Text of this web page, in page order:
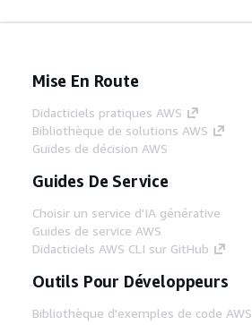
Mise En Route
Didacticiels pratiques AWS
Bibliothèque de solutions AWS
Guides de décision AWS
Guides De Service
Choisir un service d'IA générative
Guides de service AWS
Didacticiels AWS CLI sur GitHub
Outils Pour Développeurs
Bibliothèque d'exemples de code AWS